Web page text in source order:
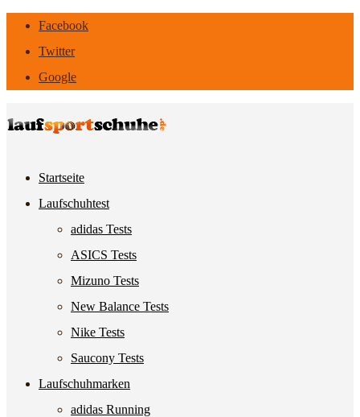
Facebook
Twitter
Google
Startseite
Laufschuhtest
adidas Tests
ASICS Tests
Mizuno Tests
New Balance Tests
Nike Tests
Saucony Tests
Laufschuhmarken
adidas Running